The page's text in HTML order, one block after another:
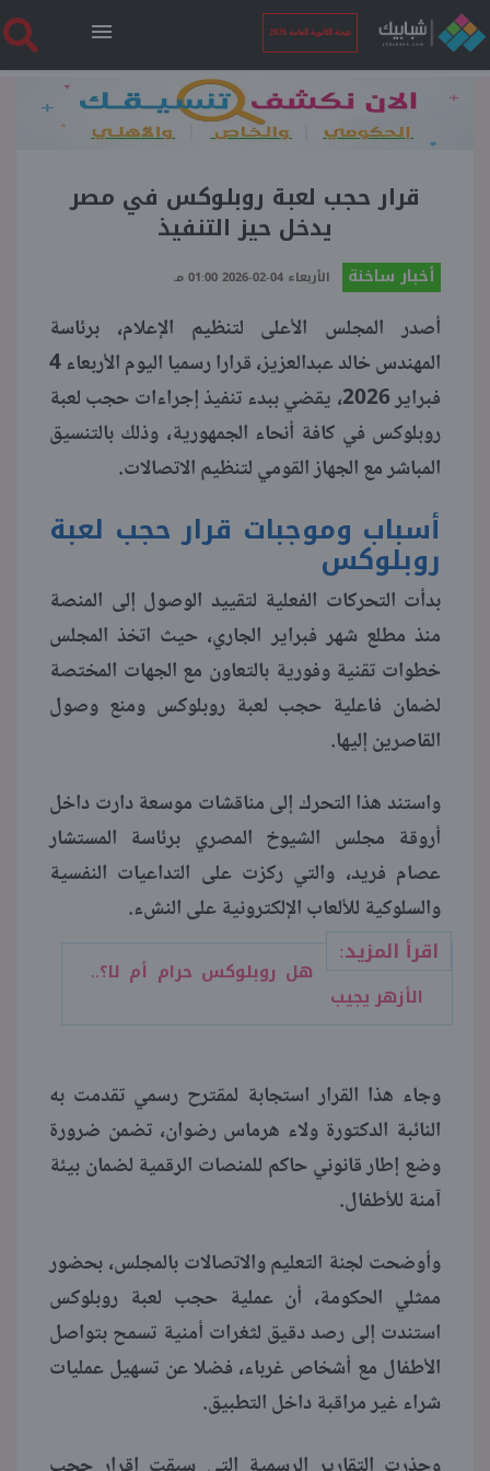
نتيجة الثانوية العامة 2026
الرئيسية
نتيجة الثانوية العامة 2026
فنجان قهوة
بوابة الطلبة
ملفات
منوعات
قرار حجب لعبة روبلوكس في مصر
يدخل حيز التنفيذ
أخبار ساخنة الأربعاء 04-02-2026 01:00 مـ
أصدر المجلس الأعلى لتنظيم الإعلام، برئاسة
المهندس خالد عبدالعزيز، قرارا رسميا اليوم الأربعاء 4
فبراير 2026، يقضي ببدء تنفيذ إجراءات حجب لعبة
روبلوكس في كافة أنحاء الجمهورية، وذلك بالتنسيق
المباشر مع الجهاز القومي لتنظيم الاتصالات.
أسباب وموجبات قرار حجب لعبة
روبلوكس
بدأت التحركات الفعلية لتقييد الوصول إلى المنصة
منذ مطلع شهر فبراير الجاري، حيث اتخذ المجلس
خطوات تقنية وفورية بالتعاون مع الجهات المختصة
لضمان فاعلية حجب لعبة روبلوكس ومنع وصول
القاصرين إليها.
واستند هذا التحرك إلى مناقشات موسعة دارت داخل
أروقة مجلس الشيوخ المصري برئاسة المستشار
عصام فريد، والتي ركزت على التداعيات النفسية
والسلوكية للألعاب الإلكترونية على النشء.
اقرأ المزيد:
هل روبلوكس حرام أم لا؟..
الأزهر يجيب
وجاء هذا القرار استجابة لمقترح رسمي تقدمت به
النائبة الدكتورة ولاء هرماس رضوان، تضمن ضرورة
وضع إطار قانوني حاكم للمنصات الرقمية لضمان بيئة
آمنة للأطفال.
وأوضحت لجنة التعليم والاتصالات بالمجلس، بحضور
ممثلي الحكومة، أن عملية حجب لعبة روبلوكس
استندت إلى رصد دقيق لثغرات أمنية تسمح بتواصل
الأطفال مع أشخاص غرباء، فضلا عن تسهيل عمليات
شراء غير مراقبة داخل التطبيق.